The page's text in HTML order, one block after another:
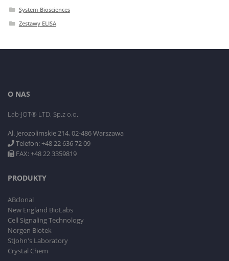
System Biosciences
Zestawy ELISA
O NAS
Lab-JOT® LTD. Sp.z o.o.
Al. Jerozolimskie 214, 02-486 Warszawa
Telefon: +48 22 636 72 09
FAX: +48 22 3359819
PRODUKTY
ABclonal
New England BioLabs
Cell Signaling Technology
Norgen Biotek
StJohn's Laboratory
Crystal Chem